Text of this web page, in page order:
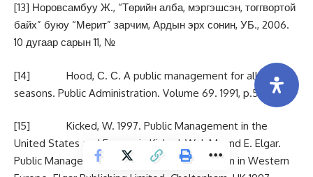
[13] Норовсамбуу Ж., “Төрийн алба, мэргэшсэн, тоггвортой
байх” буюу “Мерит” зарчим, Ардын эрх сонин, УБ., 2006.
10 дугаар сарын 11, №
[14] Hood, С. С. A public management for all
seasons. Public Administration. Volume 69. 1991, p.5-5.
[15] Kicked, W. 1997. Public Management in the
United States and Europe in Kicked, W. J. M. and E. Elgar.
Public Management and Administrative reform in Western